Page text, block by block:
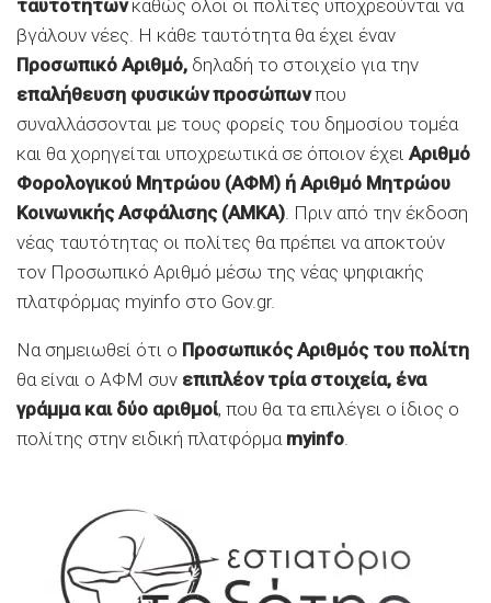
ταυτοτήτωνκαθώς όλοι οι πολίτες υποχρεούνται να
βγάλουν νέες. Η κάθε ταυτότητα θα έχει έναν
Προσωπικό Αριθμό, δηλαδή το στοιχείο για την
επαλήθευση φυσικών προσώπωνπου
συναλλάσσονται με τους φορείς του δημοσίου τομέα
και θα χορηγείται υποχρεωτικά σε όποιον έχει Αριθμό
Φορολογικού Μητρώου (ΑΦΜ) ή Αριθμό Μητρώου
Κοινωνικής Ασφάλισης (ΑΜΚΑ) . Πριν από την έκδοση
νέας ταυτότητας οι πολίτες θα πρέπει να αποκτούν
τον Προσωπικό Αριθμό μέσω της νέας ψηφιακής
πλατφόρμας myinfo στο Gov.gr.
Να σημειωθεί ότι ο Προσωπικός Αριθμός του πολίτη
θα είναι ο ΑΦΜ συν επιπλέον τρία στοιχεία, ένα
γράμμα και δύο αριθμοί, που θα τα επιλέγει ο ίδιος ο
πολίτης στην ειδική πλατφόρμα myinfo